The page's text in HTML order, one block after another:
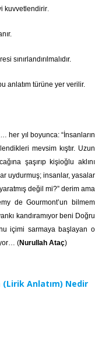
kuvvetlendirir.
sınırlandırılmalıdır.
anlatım türüne yer verilir.
her yıl boyunca: “İnsanların
mevsim kıştır. Uzun
şaşırıp kişioğlu aklını
uydurmuş; insanlar, yasalar
değil mi?” derim ama
de Gourmont’un bilmem
kandıramıyor beni Doğru
içimi sarmaya başlayan o
(Nurullah Ataç)
(Lirik Anlatım) Nedir